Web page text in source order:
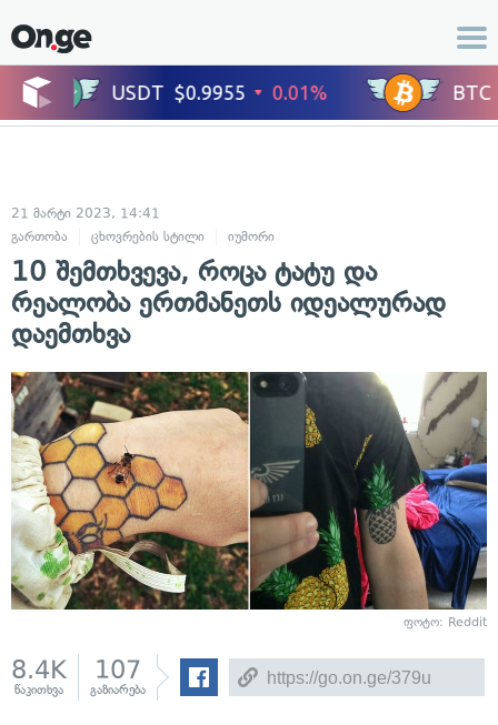
21 მარტი 2023, 14:41
გართობა
ცხოვრების სტილი იუმორი
10 შემთხვევა, როცა ტატუ და
რეალობა ერთმანეთს იდეალურად
დაემთხვა
ფოტო: Reddit
8.4K
წაკითხვა
107
გაზიარება